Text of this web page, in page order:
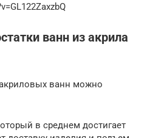
ванн из акрила
ванн можно
в среднем достигает